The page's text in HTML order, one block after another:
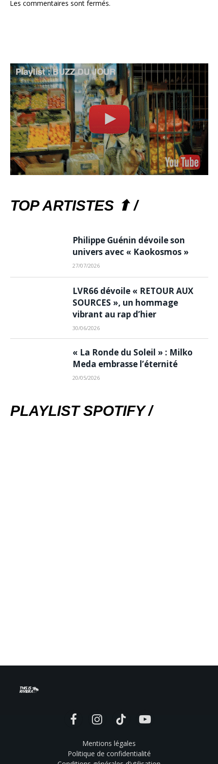
Les commentaires sont fermés.
TOP ARTISTES ⬆ /
Philippe Guénin dévoile son
univers avec « Kaokosmos »
27/07/2026
LVR66 dévoile « RETOUR AUX
SOURCES », un hommage
vibrant au rap d’hier
30/06/2026
« La Ronde du Soleil » : Milko
Meda embrasse l’éternité
20/05/2026
PLAYLIST SPOTIFY /
FacebookInstagramTikTok YouTube
Mentions légales
Politique de confidentialité